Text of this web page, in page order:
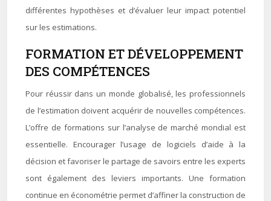
différentes hypothèses et d’évaluer leur impact potentiel
sur les estimations.
FORMATION ET DÉVELOPPEMENT
DES COMPÉTENCES
Pour réussir dans un monde globalisé, les professionnels
de l’estimation doivent acquérir de nouvelles compétences.
L’offre de formations sur l’analyse de marché mondial est
essentielle. Encourager l’usage de logiciels d’aide à la
décision et favoriser le partage de savoirs entre les experts
sont également des leviers importants. Une formation
continue en économétrie permet d’affiner la construction de